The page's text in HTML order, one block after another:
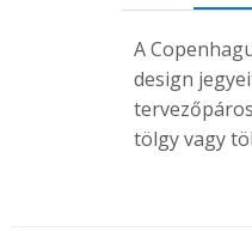
A
design
tölgy vagy